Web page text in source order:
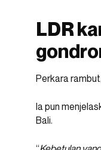
LDR
Perkara
Ia pun
Bali.